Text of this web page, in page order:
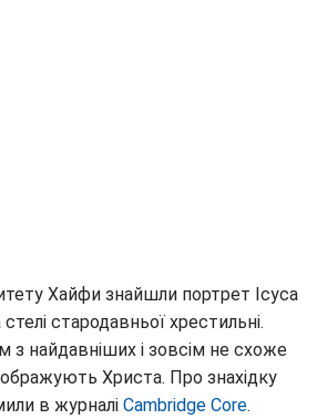
Хайфи знайшли портрет Ісуса
стелі стародавньої хрестильні.
з найдавніших і зовсім не схоже
Христа. Про знахідку
в журналі Cambridge Core.